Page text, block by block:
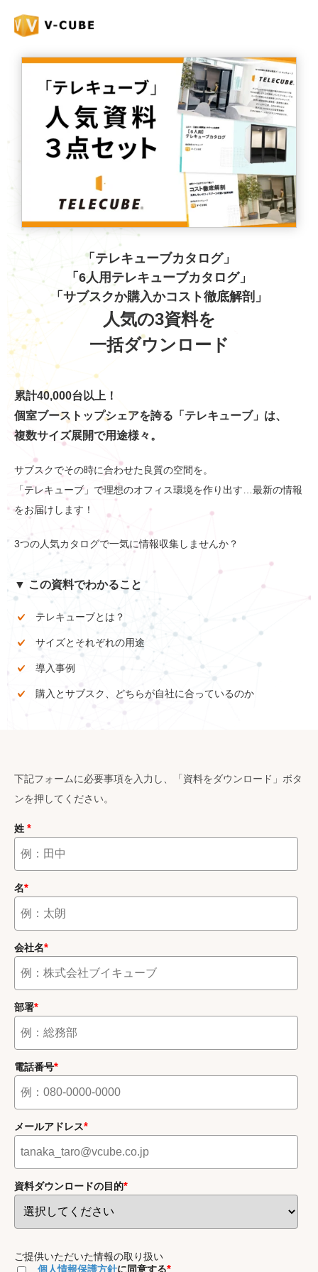
「テレキューブカタログ」
「6人用テレキューブカタログ」
「サブスクか購入かコスト徹底解剖」
人気の3資料を
一括ダウンロード
累計40,000台以上！
個室ブーストップシェアを誇る「テレキューブ」は、
複数サイズ展開で用途様々。
サブスクでその時に合わせた良質の空間を。
「テレキューブ」で理想のオフィス環境を作り出す…最新の情報
をお届けします！
3つの人気カタログで一気に情報収集しませんか？
▼ この資料でわかること
テレキューブとは？
サイズとそれぞれの用途
導入事例
購入とサブスク、どちらが自社に合っているのか
下記フォームに必要事項を入力し、「資料をダウンロード」ボタ
ンを押してください。
姓 *
名*
会社名*
部署*
電話番号*
メールアドレス*
資料ダウンロードの目的*
ご提供いただいた情報の取り扱い
個人情報保護方針に同意する*